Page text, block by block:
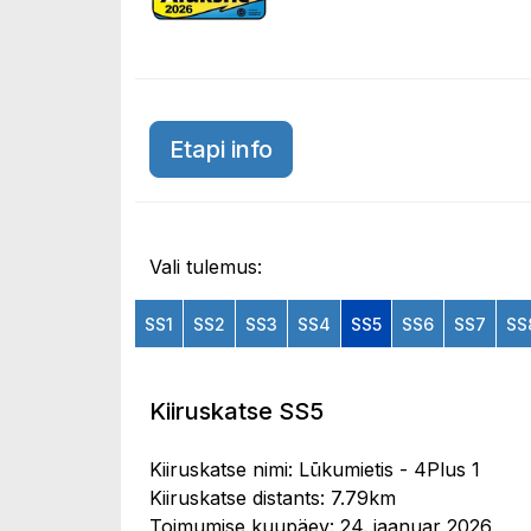
Etapi info
Vali tulemus:
SS1 SS2 SS3 SS4 SS5 SS6 SS7
Kiiruskatse SS5
Kiiruskatse nimi: Lūkumietis - 4Plus 1
Kiiruskatse distants: 7.79km
Toimumise kuupäev: 24. jaanuar 2026